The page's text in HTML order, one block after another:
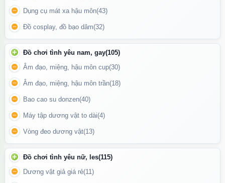
Tăng hưng phấn, giúp cuộc yêu thêm nồng cháy.
Có thể sử dụng một mình hoặc cùng đối tác để tăng trải nghiệm
tình dục.
Dụng cụ mát xa hậu môn(43)
Đồ cosplay, đồ bạo dâm(32)
Đồ chơi tình yêu nam, gay(105)
Âm đạo, miệng, hậu môn cup(30)
Âm đạo, miệng, hậu môn trần(18)
Bao cao su donzen(40)
Máy tập dương vật to dài(4)
Vòng đeo dương vật(13)
Đồ chơi tình yêu nữ, les(115)
Dương vật giả giá rẻ(11)